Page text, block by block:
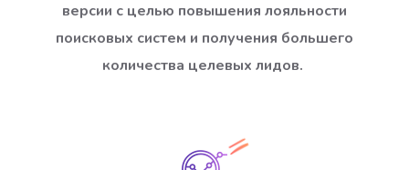
версии с целью повышения лояльности
поисковых систем и получения большего
количества целевых лидов.